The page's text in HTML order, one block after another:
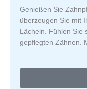
Genießen Sie
überzeugen Sie mit
Lächeln. Fühlen Sie
gepflegten Zähnen.